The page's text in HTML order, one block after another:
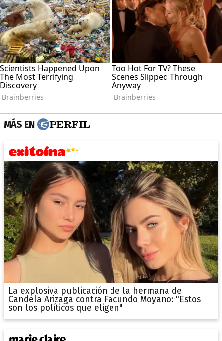
MÁS EN
La explosiva publicación de la hermana de
Candela Arizaga contra Facundo Moyano: "Estos
son los políticos que eligen"